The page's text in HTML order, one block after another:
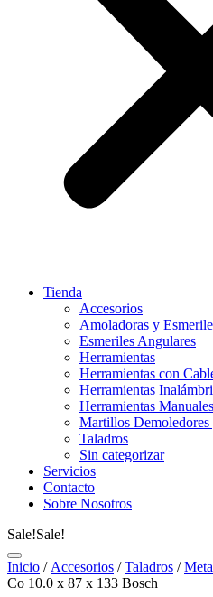
Tienda
Accesorios
Amoladoras y
Esmeriles Angulares
Herramientas
Herramientas con
Herramientas
Herramientas Manuales
Martillos
Taladros
Sin categorizar
Servicios
Contacto
Sobre Nosotros
Sale!Sale!
Inicio / Accesorios /Taladros /
Co 10.0 x 87 x 133 Bosch